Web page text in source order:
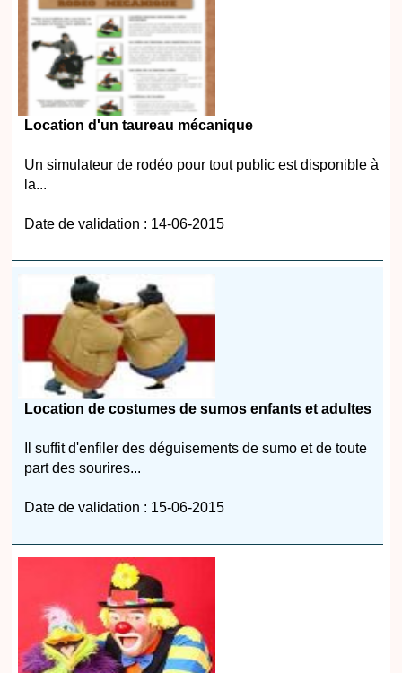
Location d'un taureau mécanique
Un simulateur de rodéo pour tout public est disponible à
la...
Date de validation : 14-06-2015
Location de costumes de sumos enfants et adultes
Il suffit d'enfiler des déguisements de sumo et de toute
part des sourires...
Date de validation : 15-06-2015